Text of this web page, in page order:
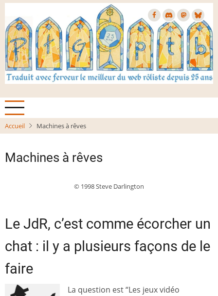
Aller
contenu
principal
Accueil Machines à rêves
Machines à rêves
© 1998 Steve Darlington
Le JdR, c’est comme écorcher un
chat : il y a plusieurs façons de le
faire
La question est “Les jeux vidéo